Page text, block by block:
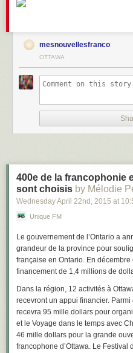
mesnouvellesfranco
OTTAWA
400e de la francophonie
sont choisis by Mélodie
Wednesday April 22nd , 2015 at
Unique FM
Le gouvernement de l’Ontario a
grandeur de la province pour
française en Ontario. En
financement de 1,4 millions de
Dans la région, 12 activités à
recevront un appui financier.
recevra 95 mille dollars pour
et le Voyage dans le temps avec
46 mille dollars pour la grande
francophone d’Ottawa. Le Festival